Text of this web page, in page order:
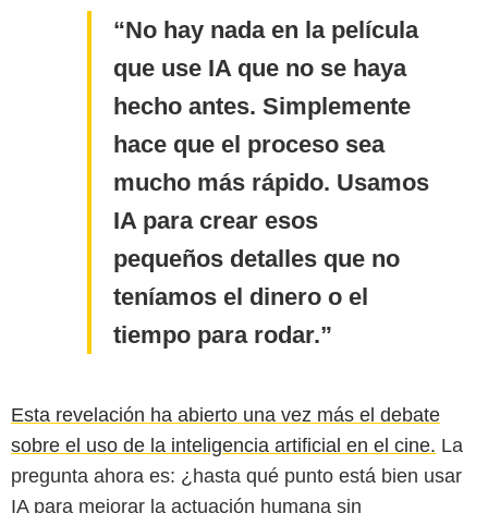
No hay nada en la película
que use IA que no se haya
hecho antes. Simplemente
hace que el proceso sea
mucho más rápido. Usamos
IA para crear esos
pequeños detalles que no
teníamos el dinero o el
tiempo para rodar.
Esta revelación ha abierto una vez más el debate
sobre el uso de la inteligencia artificial en el cine. La
pregunta ahora es: ¿hasta qué punto está bien usar
IA para mejorar la actuación humana sin